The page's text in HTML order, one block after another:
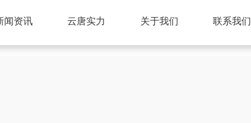
闻资讯 云唐实力 关于我们 联系我们